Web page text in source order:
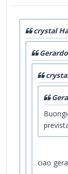
crystal
ciao